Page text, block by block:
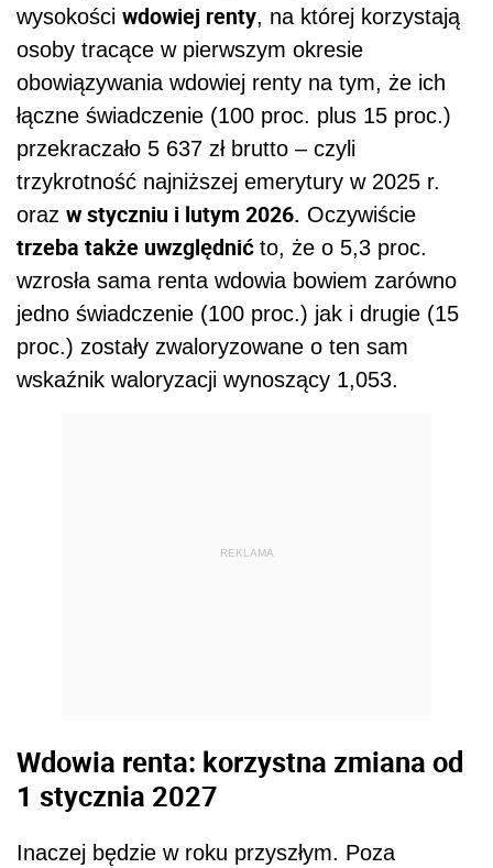
wysokości wdowiej renty, na której korzystają
osoby tracące w pierwszym okresie
obowiązywania wdowiej renty na tym, że ich
łączne świadczenie (100 proc. plus 15 proc.)
przekraczało 5 637 zł brutto – czyli
trzykrotność najniższej emerytury w 2025 r.
oraz w styczniu i lutym 2026. Oczywiście
trzeba także uwzględnić to, że o 5,3 proc.
wzrosła sama renta wdowia bowiem zarówno
jedno świadczenie (100 proc.) jak i drugie (15
proc.) zostały zwaloryzowane o ten sam
wskaźnik waloryzacji wynoszący 1,053.
REKLAMA
Wdowia renta: korzystna zmiana od
1 stycznia 2027
Inaczej będzie w roku przyszłym. Poza